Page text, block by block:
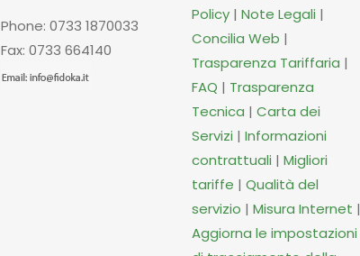
Phone: 0733 1870033
Fax: 0733 664140
Policy | Note Legali |
Concilia Web |
Trasparenza Tariffaria |
FAQ | Trasparenza
Tecnica | Carta dei
Servizi | Informazioni
contrattuali | Migliori
tariffe | Qualità del
servizio | Misura Internet |
Aggiorna le impostazioni